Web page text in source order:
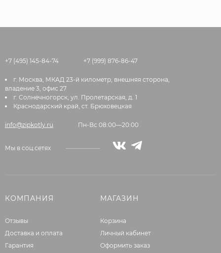
+7 (495) 145-84-74 +7 (999) 876-86-47
г. Москва, МКАД 23-й километр, внешняя сторона,
владение 3, офис 27
г. Солнечногорск, ул. Пролетарская, д. 1
Краснодарский край, ст. Брюховецкая
info@zipkotly.ru Пн-Вс 08:00—20:00
Мы в соц.сетях
КОМПАНИЯ
Отзывы
Доставка и оплата
Гарантия
МАГАЗИН
Корзина
Личный кабинет
Оформить заказ